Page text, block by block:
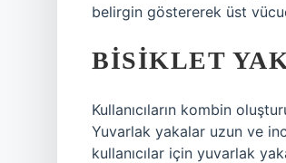
belirgin göstererek üst
BISIKLET
Kullanıcıların kombin
Yuvarlak yakalar uzun ve
kullanıcılar için yuvarlak